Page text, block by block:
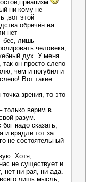
ни кому не
,вот этой
обречён на
нет
бес, лишь
человека,
дух. У меня
так он просто слепо
чем и погубил и
Вот такие
зрения, то это
только верим в
разум.
надо сказать,
и врядли тот за
не состоятельный
Хотя,
не существует и
нет ни рая, ни ада.
лишь мысль,